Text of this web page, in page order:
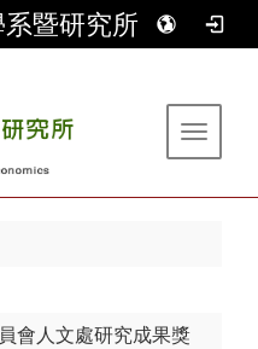
暨研究所
Toggle
會人文處研究成果獎